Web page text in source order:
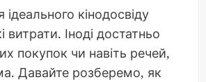
кінодосвіду
витрати. Іноді достатньо
покупок чи навіть речей,
Давайте розберемо, як